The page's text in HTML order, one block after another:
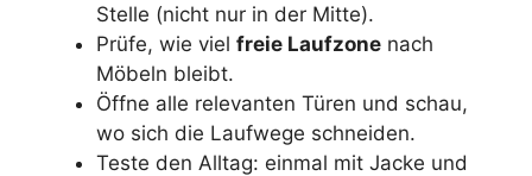
Stelle (nicht nur in der Mitte).
Prüfe, wie viel freie Laufzone nach
Möbeln bleibt.
Öffne alle relevanten Türen und schau,
wo sich die Laufwege schneiden.
Teste den Alltag: einmal mit Jacke und